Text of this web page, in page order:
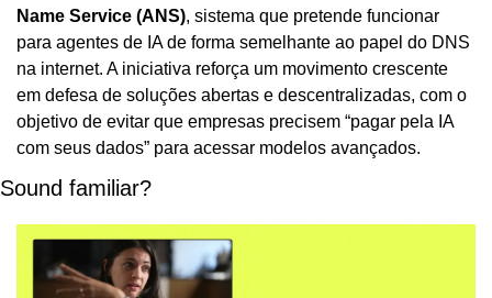
Name Service (ANS), sistema que pretende funcionar
para agentes de IA de forma semelhante ao papel do DNS
na internet. A iniciativa reforça um movimento crescente
em defesa de soluções abertas e descentralizadas, com o
objetivo de evitar que empresas precisem “pagar pela IA
com seus dados” para acessar modelos avançados.
Sound familiar?